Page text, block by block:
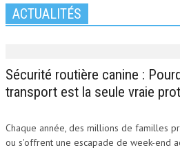
ACTUALITÉS
Sécurité routière canine :
transport est la seule vraie
Chaque année, des millions de familles
ou s'offrent une escapade de week-end